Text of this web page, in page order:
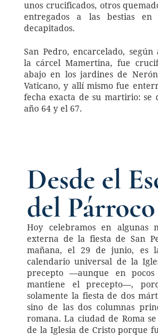
unos crucificados, otros
entregados a las bestias
decapitados.
San Pedro, encarcelado,
la cárcel Mamertina, fue
abajo en los jardines de
Vaticano, y allí mismo fue
fecha exacta de su martirio: se
año 64 y el 67.
Desde el
del Párroco
Hoy celebramos en algunas
externa de la fiesta de San
mañana, el 29 de junio, es
calendario universal de la
precepto —aunque en pocos
mantiene el precepto—,
solamente la fiesta de dos
sino de las dos columnas
romana. La ciudad de Roma
de la Iglesia de Cristo porque